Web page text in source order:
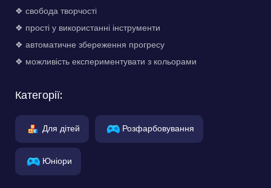
❖ свобода творчості
❖ прості у використанні інструменти
❖ автоматичне збереження прогресу
❖ можливість експериментувати з кольорами
Категорії:
Для дітей Розфарбовування
Юніори